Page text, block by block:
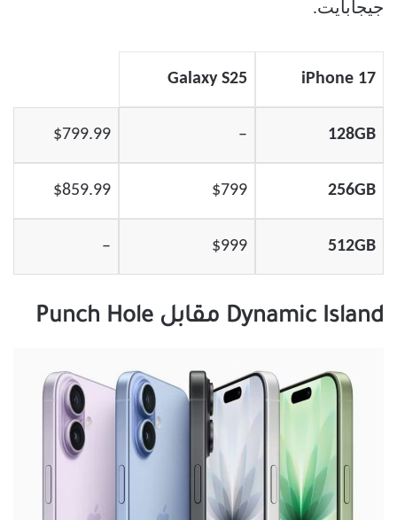
جيجابايت.
iPhone 17
Galaxy S25
128GB
–
$799.99
256GB
$799
$859.99
512GB
$999
–
Dynamic Island مقابل Punch Hole